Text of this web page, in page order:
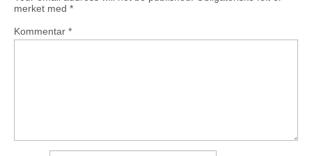
merket med *
Kommentar *